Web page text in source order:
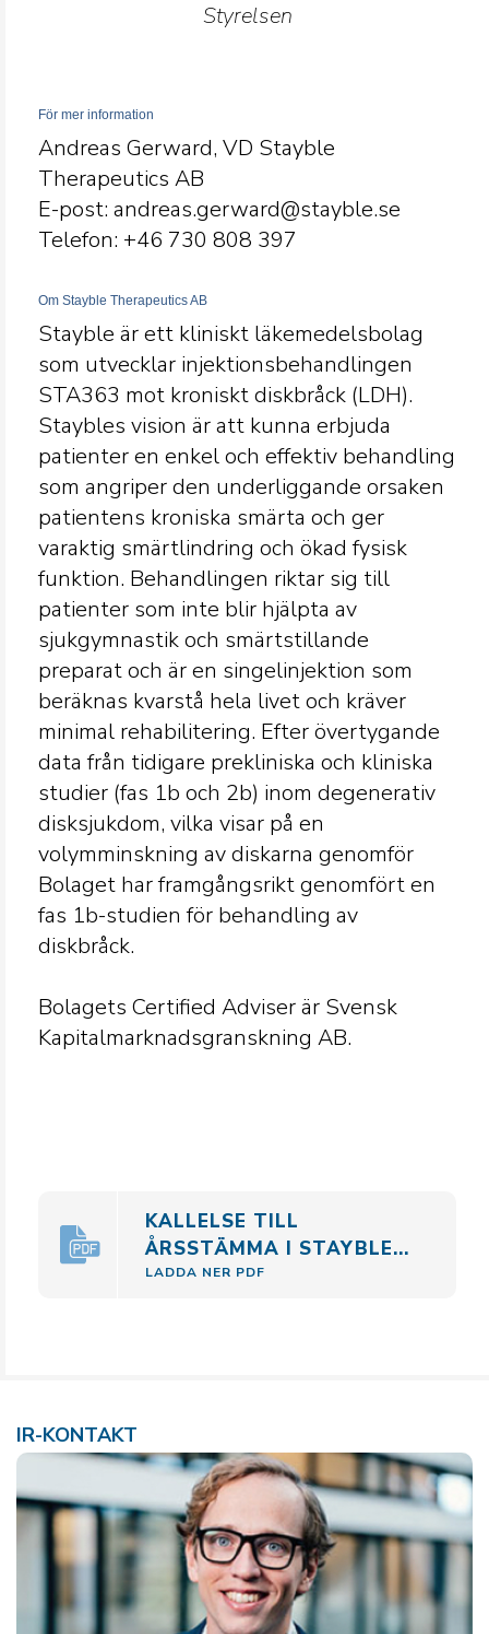
Styrelsen
För mer information
Andreas Gerward, VD Stayble
Therapeutics AB
E-post: andreas.gerward@stayble.se
Telefon: +46 730 808 397
Om Stayble Therapeutics AB
Stayble är ett kliniskt läkemedelsbolag
som utvecklar injektionsbehandlingen
STA363 mot kroniskt diskbråck (LDH).
Staybles vision är att kunna erbjuda
patienter en enkel och effektiv behandling
som angriper den underliggande orsaken
patientens kroniska smärta och ger
varaktig smärtlindring och ökad fysisk
funktion. Behandlingen riktar sig till
patienter som inte blir hjälpta av
sjukgymnastik och smärtstillande
preparat och är en singelinjektion som
beräknas kvarstå hela livet och kräver
minimal rehabilitering. Efter övertygande
data från tidigare prekliniska och kliniska
studier (fas 1b och 2b) inom degenerativ
disksjukdom, vilka visar på en
volymminskning av diskarna genomför
Bolaget har framgångsrikt genomfört en
fas 1b-studien för behandling av
diskbråck.
Bolagets Certified Adviser är Svensk
Kapitalmarknadsgranskning AB.
KALLELSE TILL
ÅRSSTÄMMA I STAYBLE...
LADDA NER PDF
IR-KONTAKT